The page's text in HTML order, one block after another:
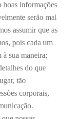
boas informações
serão mal
assumir que as
pois cada um
à sua maneira;
do que
tão
corporais,